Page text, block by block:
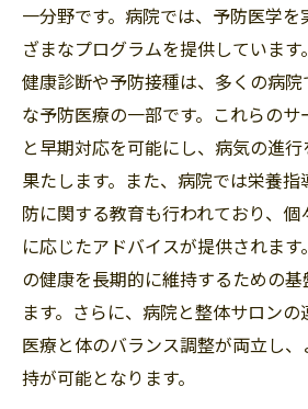
一分野です。病院では、予防医学
ざまなプログラムを提供していま
健康診断や予防接種は、多くの病
な予防医療の一部です。これらの
と早期対応を可能にし、病気の進
果たします。また、病院では栄養
防に関する教育も行われており、
に応じたアドバイスが提供されます
の健康を長期的に維持するための
ます。さらに、病院と整体サロン
医療と体のバランス調整が両立し
持が可能となります。